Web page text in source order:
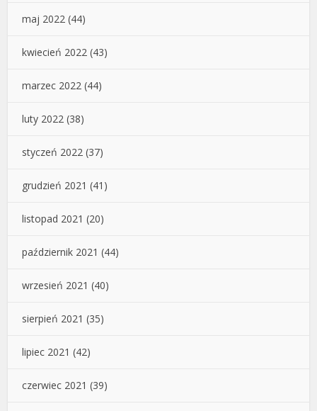
maj 2022 (44)
kwiecień 2022 (43)
marzec 2022 (44)
luty 2022 (38)
styczeń 2022 (37)
grudzień 2021 (41)
listopad 2021 (20)
październik 2021 (44)
wrzesień 2021 (40)
sierpień 2021 (35)
lipiec 2021 (42)
czerwiec 2021 (39)